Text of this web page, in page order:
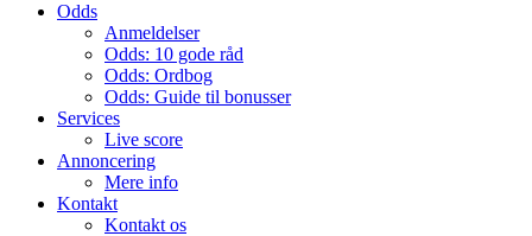
Odds
Anmeldelser
Odds: 10 gode råd
Odds: Ordbog
Odds: Guide til bonusser
Services
Live score
Annoncering
Mere info
Kontakt
Kontakt os